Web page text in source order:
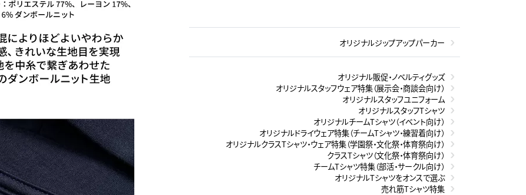
オリジナルジップアップパーカー
オリジナル販促・ノベルティグッズ
オリジナルスタッフウェア特集（展示会・商談会向け）
オリジナルスタッフユニフォーム
オリジナルスタッフTシャツ
オリジナルチームTシャツ（イベント向け）
オリジナルドライウェア特集（チームTシャツ・練習着向け）
オリジナルクラスTシャツ・ウェア特集（学園祭・文化祭・体育祭向け）
クラスTシャツ（文化祭・体育祭向け）
チームTシャツ特集（部活・サークル向け）
オリジナルTシャツをオンスで選ぶ
売れ筋Tシャツ特集